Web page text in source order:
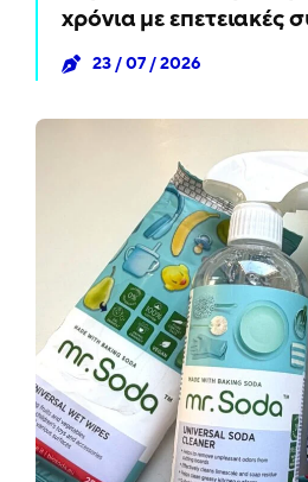
χρόνια με επετειακές
23 / 07 / 2026